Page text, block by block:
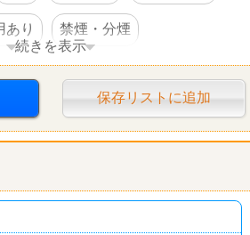
あり 禁煙・分煙
ギ薬局
続きを表示
保存リストに追加